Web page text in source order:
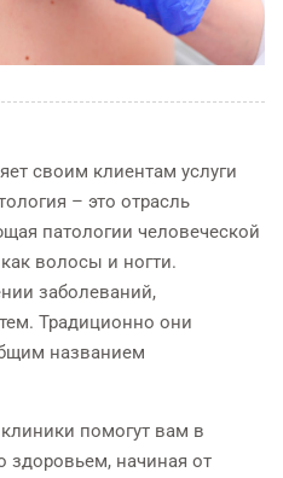
своим клиентам услуги
– это отрасль
патологии человеческой
волосы и ногти.
заболеваний,
Традиционно они
названием
помогут вам в
здоровьем, начиная от